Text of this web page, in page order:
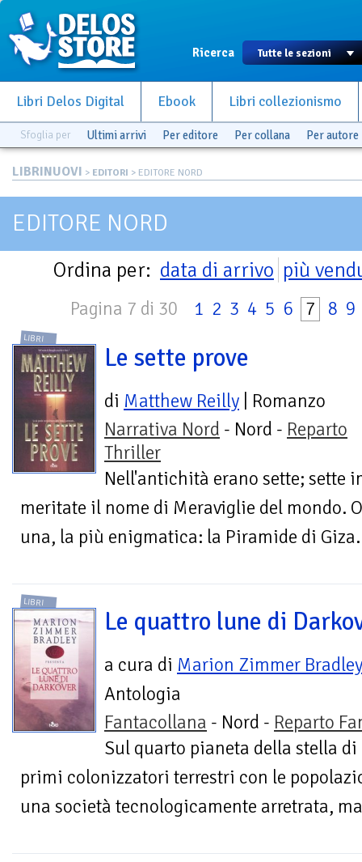
Ricerca
Libri Delos Digital Ebook Libri collezionismo
Sfoglia per Ultimi arrivi Per editore Per collana Per autore
LIBRINUOVI > EDITORI > EDITORE NORD
EDITORE NORD
Ordina per: data di arrivo più
Pagina 7 di 30 1 2 3 4 5 6 7 8 9
LIBRI
Le sette prove
di Matthew Reilly | Romanzo
Narrativa Nord - Nord - Reparto
Thriller
Nell'antichità erano sette; sette
meritate il nome di Meraviglie del mondo.
una, la più enigmatica: la Piramide di
LIBRI
Le quattro lune di
a cura di Marion Zimmer Bradley
Antologia
Fantacollana - Nord - Reparto
Sul quarto pianeta della stella
primi colonizzatori terrestri con le
una società tecnologicamente arretrata,